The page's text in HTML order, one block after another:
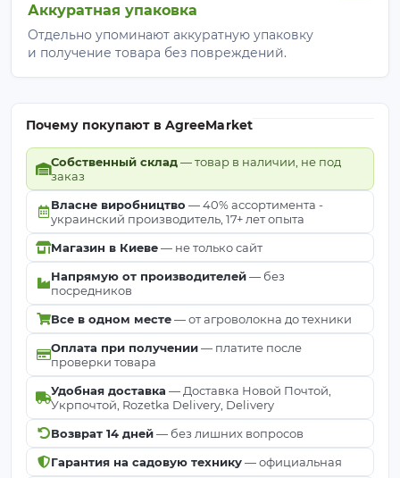
Аккуратная упаковка
Отдельно упоминают аккуратную упаковку
и получение товара без повреждений.
Почему покупают в AgreeMarket
Собственный склад— товар в наличии, не под
заказ
Власне виробництво — 40% ассортимента -
украинский производитель, 17+ лет опыта
Магазин в Киеве— не только сайт
Напрямую от производителей— без
посредников
Все в одном месте— от агроволокна до техники
Оплата при получении— платите после
проверки товара
Удобная доставка — Доставка Новой Почтой,
Укрпочтой, Rozetka Delivery, Delivery
Возврат 14 дней— без лишних вопросов
Гарантия на садовую технику— официальная